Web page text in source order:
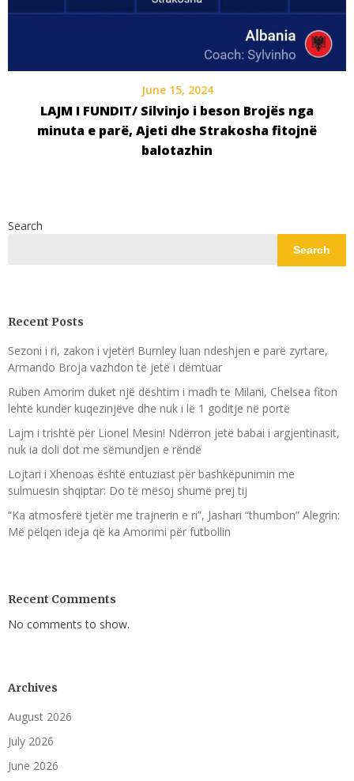
June 15, 2024
LAJM I FUNDIT/ Silvinjo i beson Brojës nga
minuta e parë, Ajeti dhe Strakosha fitojnë
balotazhin
Search
Search
Recent Posts
Sezoni i ri, zakon i vjetër! Burnley luan ndeshjen e parë zyrtare,
Armando Broja vazhdon të jetë i dëmtuar
Ruben Amorim duket një dështim i madh te Milani, Chelsea fiton
lehtë kundër kuqezinjëve dhe nuk i lë 1 goditje në portë
Lajm i trishtë për Lionel Mesin! Ndërron jetë babai i argjentinasit,
nuk ia doli dot me sëmundjen e rëndë
Lojtari i Xhenoas është entuziast për bashkëpunimin me
sulmuesin shqiptar: Do të mësoj shumë prej tij
“Ka atmosferë tjetër me trajnerin e ri”, Jashari “thumbon” Alegrin:
Më pëlqen ideja që ka Amorimi për futbollin
Recent Comments
No comments to show.
Archives
August 2026
July 2026
June 2026